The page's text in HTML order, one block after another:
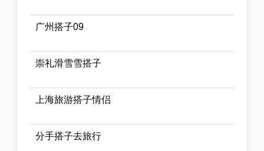
广州搭子09
崇礼滑雪雪搭子
上海旅游搭子情侣
分手搭子去旅行